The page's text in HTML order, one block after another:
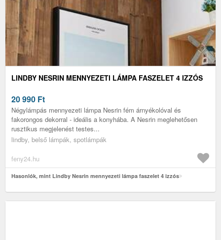
LINDBY NESRIN MENNYEZETI LÁMPA FASZELET 4 IZZÓS
20 990 Ft
Négylámpás mennyezeti lámpa Nesrin fém árnyékolóval és
fakorongos dekorral - ideális a konyhába. A Nesrin meglehetősen
rusztikus megjelenést testes...
lindby, belső lámpák, spotlámpák
feny24.hu
Hasonlók, mint Lindby Nesrin mennyezeti lámpa faszelet 4 izzós